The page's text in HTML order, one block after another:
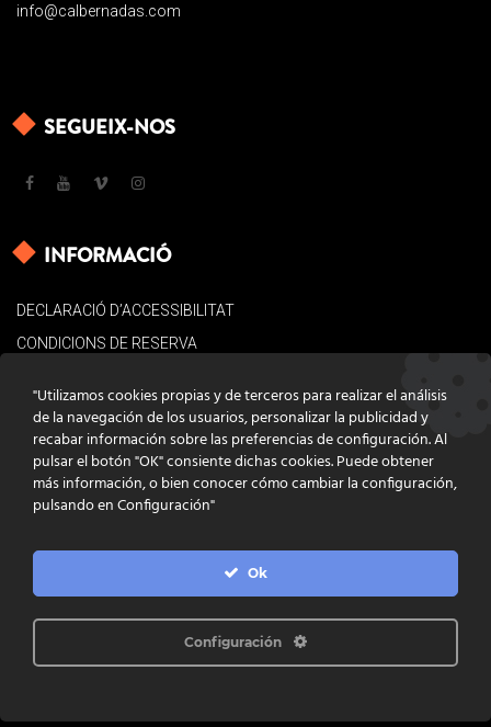
info@calbernadas.com
SEGUEIX-NOS
INFORMACIÓ
DECLARACIÓ D’ACCESSIBILITAT
CONDICIONS DE RESERVA
POLÍTICA DE COOKIES
CONTACTE
PROGRAMACIÓ INFOACTIVA'T
"Utilizamos cookies propias y de terceros para realizar el análisis
de la navegación de los usuarios, personalizar la publicidad y
recabar información sobre las preferencias de configuración. Al
pulsar el botón "OK" consiente dichas cookies. Puede obtener
más información, o bien conocer cómo cambiar la configuración,
pulsando en Configuración"
Ok
Configuración